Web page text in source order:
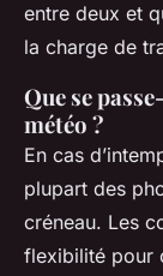
entre deux et
la charge de
Que se
météo ?
En cas
plupart des
créneau. Les
flexibilité pour